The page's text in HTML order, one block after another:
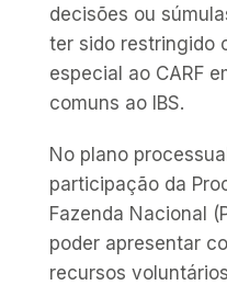
decisões ou
ter sido restringido
especial ao CARF
comuns ao IBS.
No plano
participação da
Fazenda Nacional
poder apresentar
recursos